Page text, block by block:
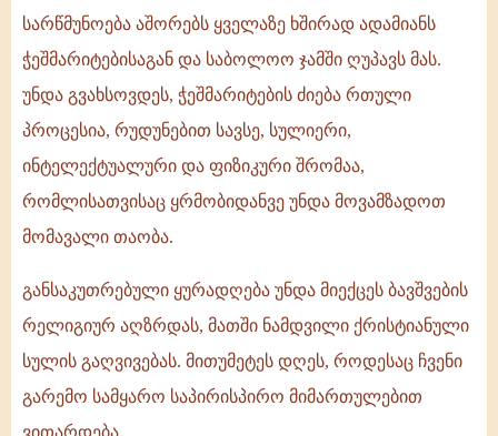
სარწმუნოება აშორებს ყველაზე ხშირად ადამიანს
ჭეშმარიტებისაგან და საბოლოო ჯამში ღუპავს მას.
უნდა გვახსოვდეს, ჭეშმარიტების ძიება რთული
პროცესია, რუდუნებით სავსე, სულიერი,
ინტელექტუალური და ფიზიკური შრომაა,
რომლისათვისაც ყრმობიდანვე უნდა მოვამზადოთ
მომავალი თაობა.
განსაკუთრებული ყურადღება უნდა მიექცეს ბავშვების
რელიგიურ აღზრდას, მათში ნამდვილი ქრისტიანული
სულის გაღვივებას. მითუმეტეს დღეს, როდესაც ჩვენი
გარემო სამყარო საპირისპირო მიმართულებით
ვითარდება.